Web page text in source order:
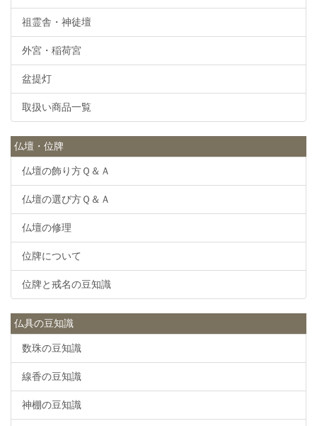
祖霊舎・神徒壇
外宮・稲荷宮
盆提灯
取扱い商品一覧
仏壇・位牌
仏壇の飾り方Ｑ＆Ａ
仏壇の選び方Ｑ＆Ａ
仏壇の修理
位牌について
位牌と戒名の豆知識
仏具の豆知識
数珠の豆知識
線香の豆知識
神棚の豆知識